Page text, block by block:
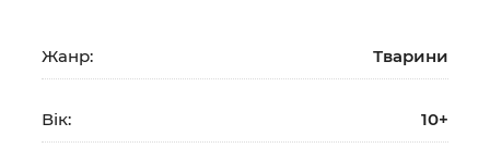
Жанр: Тварини
Вік: 10+